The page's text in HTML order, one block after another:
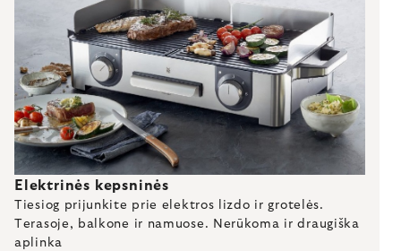
Elektrinės kepsninės
Tiesiog prijunkite prie elektros lizdo ir grotelės.
Terasoje, balkone ir namuose. Nerūkoma ir draugiška
aplinka